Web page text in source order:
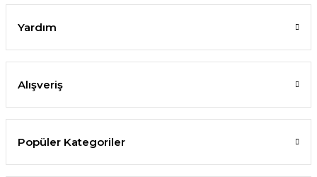
Yardım
Alışveriş
Popüler Kategoriler